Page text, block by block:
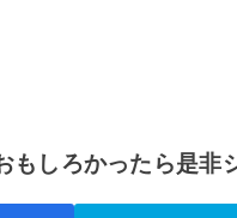
もしろかったら是非